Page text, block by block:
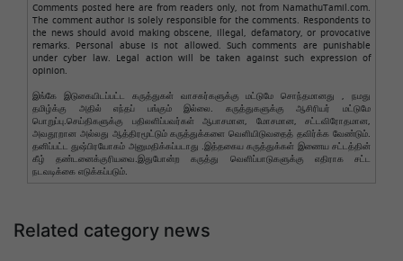
Comments posted here are from readers only, not from NamathuTamil.com.
The comment author is solely responsible for the comments. Respondents to
the news should avoid making obscene, illegal, defamatory, or provocative
remarks. Personal abuse is not allowed. Such comments are punishable
under cyber law. Legal action will be taken against such expression of
opinion.
இங்கே இடுகையிடப்பட்ட கருத்துகள் வாசகர்களுக்கு மட்டுமே சொந்தமானது , நமது
தமிழ்க்கு அதில் எந்தப் பங்கும் இல்லை. கருத்துகளுக்கு ஆசிரியர் மட்டுமே
பொறுப்பு.செய்திகளுக்கு பதிலளிப்பவர்கள் ஆபாசமான, மோசமான, சட்டவிரோதமான,
அவதூறான அல்லது ஆத்திரமூட்டும் கருத்துக்களை வெளியிடுவதைத் தவிர்க்க வேண்டும்.
தனிப்பட்ட துஷ்பிரயோகம் அனுமதிக்கப்படாது .இத்தகைய கருத்துக்கள் இணைய சட்டத்தின்
கீழ் தண்டனைக்குரியவை.இதுபோன்ற கருத்து வெளிப்பாடுகளுக்கு எதிராக சட்ட
நடவடிக்கை எடுக்கப்படும்.
Related category news